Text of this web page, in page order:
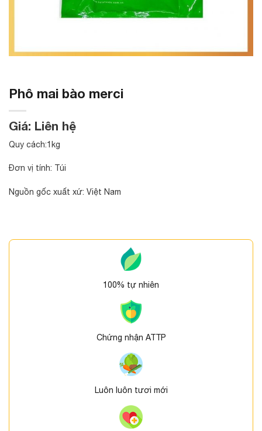
Phô mai bào merci
Giá: Liên hệ
Quy cách:1kg
Đơn vị tính: Túi
Nguồn gốc xuất xứ: Việt Nam
100% tự nhiên
Chứng nhận ATTP
Luôn luôn tươi mới